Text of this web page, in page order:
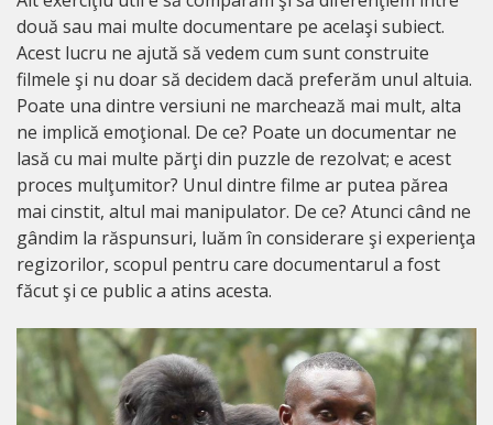
două sau mai multe documentare pe acelaşi subiect.
Acest lucru ne ajută să vedem cum sunt construite
filmele şi nu doar să decidem dacă preferăm unul altuia.
Poate una dintre versiuni ne marchează mai mult, alta
ne implică emoţional. De ce? Poate un documentar ne
lasă cu mai multe părţi din puzzle de rezolvat; e acest
proces mulţumitor? Unul dintre filme ar putea părea
mai cinstit, altul mai manipulator. De ce? Atunci când ne
gândim la răspunsuri, luăm în considerare şi experienţa
regizorilor, scopul pentru care documentarul a fost
făcut şi ce public a atins acesta.